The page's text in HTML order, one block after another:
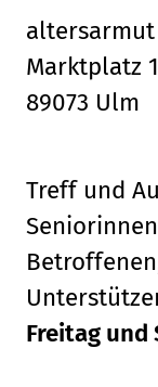
altersarmut
Marktplatz
89073 Ulm
Treff und
Freitag und